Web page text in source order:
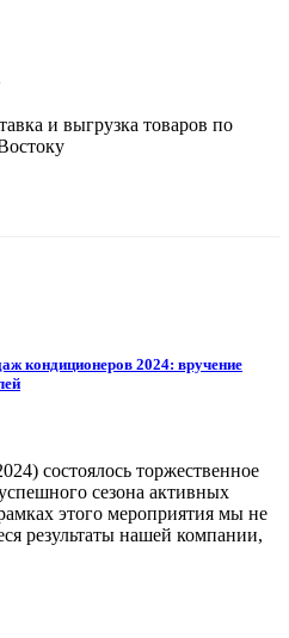
и выгрузка товаров по
кондиционеров 2024: вручение
состоялось торжественное
сезона активных
этого мероприятия мы не
результаты нашей компании,